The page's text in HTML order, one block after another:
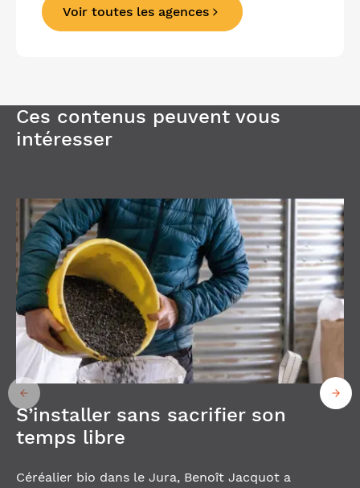
PrécédentSuivant
Voir toutes les agences
Ces contenus peuvent vous
intéresser
S’installer sans sacrifier son
temps libre
Céréalier bio dans le Jura, Benoît Jacquot a